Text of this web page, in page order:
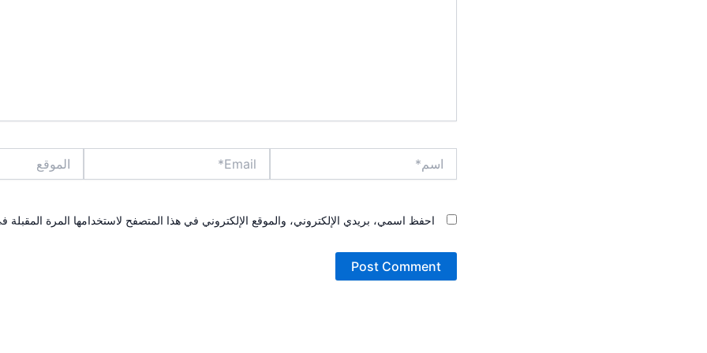
احفظ اسمي، بريدي الإلكتروني، والموقع الإلكتروني في هذا المتصفح لاستخدامها المرة المقبلة